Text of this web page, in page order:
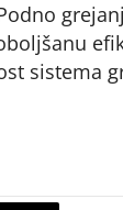
sistema